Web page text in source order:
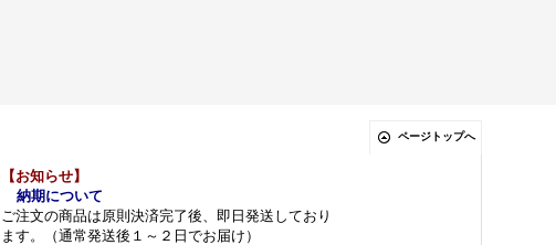
ページトップへ
【お知らせ】
納期について
ご注文の商品は原則決済完了後、即日発送しており
ます。（通常発送後１～２日でお届け）